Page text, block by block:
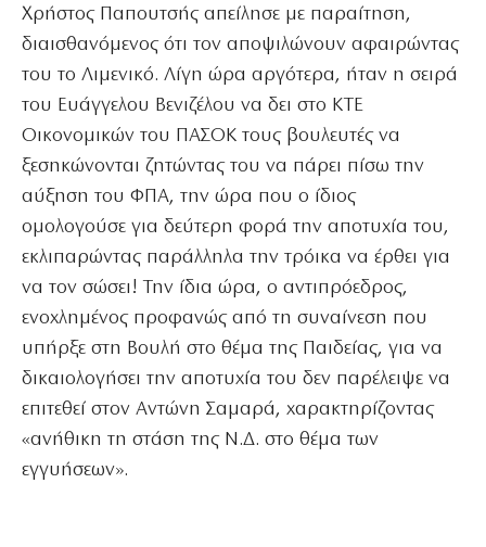
Χρήστος Παπουτσής απείλησε με παραίτηση,
διαισθανόμενος ότι τον αποψιλώνουν αφαιρώντας
του το Λιμενικό. Λίγη ώρα αργότερα, ήταν η σειρά
του Ευάγγελου Βενιζέλου να δει στο ΚΤΕ
Οικονομικών του ΠΑΣΟΚ τους βουλευτές να
ξεσηκώνονται ζητώντας του να πάρει πίσω την
αύξηση του ΦΠΑ, την ώρα που ο ίδιος
ομολογούσε για δεύτερη φορά την αποτυχία του,
εκλιπαρώντας παράλληλα την τρόικα να έρθει για
να τον σώσει! Την ίδια ώρα, ο αντιπρόεδρος,
ενοχλημένος προφανώς από τη συναίνεση που
υπήρξε στη Βουλή στο θέμα της Παιδείας, για να
δικαιολογήσει την αποτυχία του δεν παρέλειψε να
επιτεθεί στον Αντώνη Σαμαρά, χαρακτηρίζοντας
«ανήθικη τη στάση της Ν.Δ. στο θέμα των
εγγυήσεων».